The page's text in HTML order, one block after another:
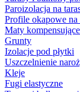
Paroizolacja na
Profile okapowe
Maty
Grunty
Izolacje pod płytki
Uszczelnienie
Kleje
Fugi elastyczne